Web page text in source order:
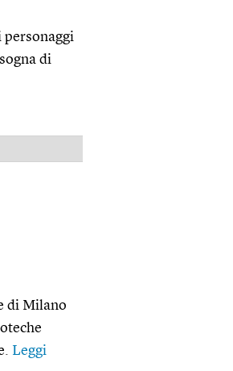
personaggi
di
di Milano
Leggi